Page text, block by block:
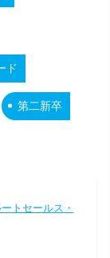
ド
第二新卒
トセールス・